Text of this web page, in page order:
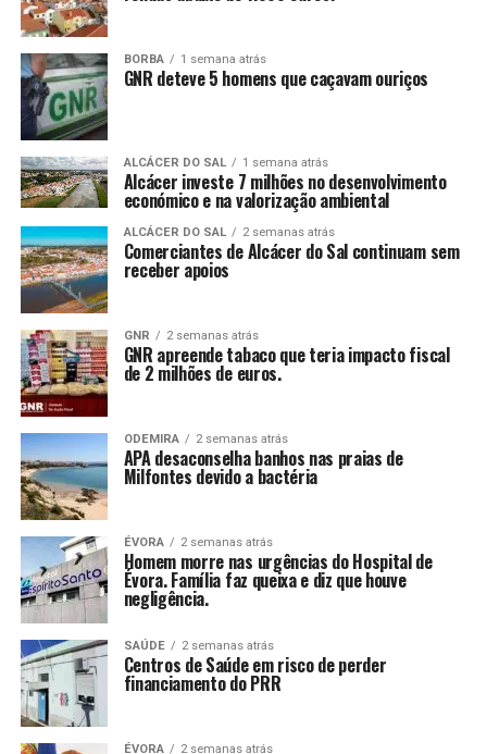
BORBA 1 semana atrás
GNR deteve 5 homens que caçavam ouriços
ALCÁCER DO SAL 1 semana atrás
Alcácer investe 7 milhões no desenvolvimento
económico e na valorização ambiental
ALCÁCER DO SAL 2 semanas atrás
Comerciantes de Alcácer do Sal continuam sem
receber apoios
GNR 2 semanas atrás
GNR apreende tabaco que teria impacto fiscal
de 2 milhões de euros.
ODEMIRA 2 semanas atrás
APA desaconselha banhos nas praias de
Milfontes devido a bactéria
ÉVORA 2 semanas atrás
Homem morre nas urgências do Hospital de
Évora. Família faz queixa e diz que houve
negligência.
SAÚDE 2 semanas atrás
Centros de Saúde em risco de perder
financiamento do PRR
ÉVORA 2 semanas atrás